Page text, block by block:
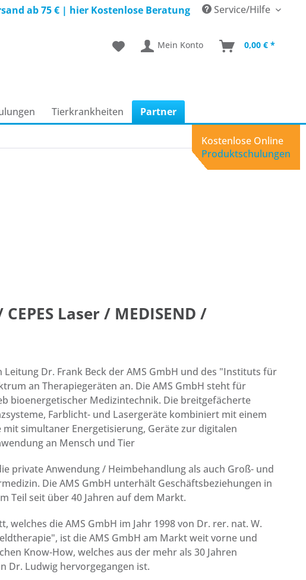
Service/Hilfe
ab 75 € | hier Kostenlose Beratung
Mein Konto 0,00 € *
Tierkrankheiten Partner
Laser / MEDISEND /
Dr. Frank Beck der AMS GmbH und des "Instituts für
an Therapiegeräten an. Die AMS GmbH steht für
bioenergetischer Medizintechnik. Die breitgefächerte
Farblicht- und Lasergeräte kombiniert mit einem
simultaner Energetisierung, Geräte zur digitalen
an Mensch und Tier
private Anwendung / Heimbehandlung als auch Groß- und
Die AMS GmbH unterhält Geschäftsbeziehungen in
Teil seit über 40 Jahren auf dem Markt.
die AMS GmbH im Jahr 1998 von Dr. rer. nat. W.
ist die AMS GmbH am Markt weit vorne und
Know-How, welches aus der mehr als 30 Jahren
Dr. Ludwig hervorgegangen ist.
Kostenlose Online
Produktschulungen